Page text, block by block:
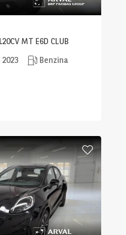
MT E6D CLUB
2023
Benzina